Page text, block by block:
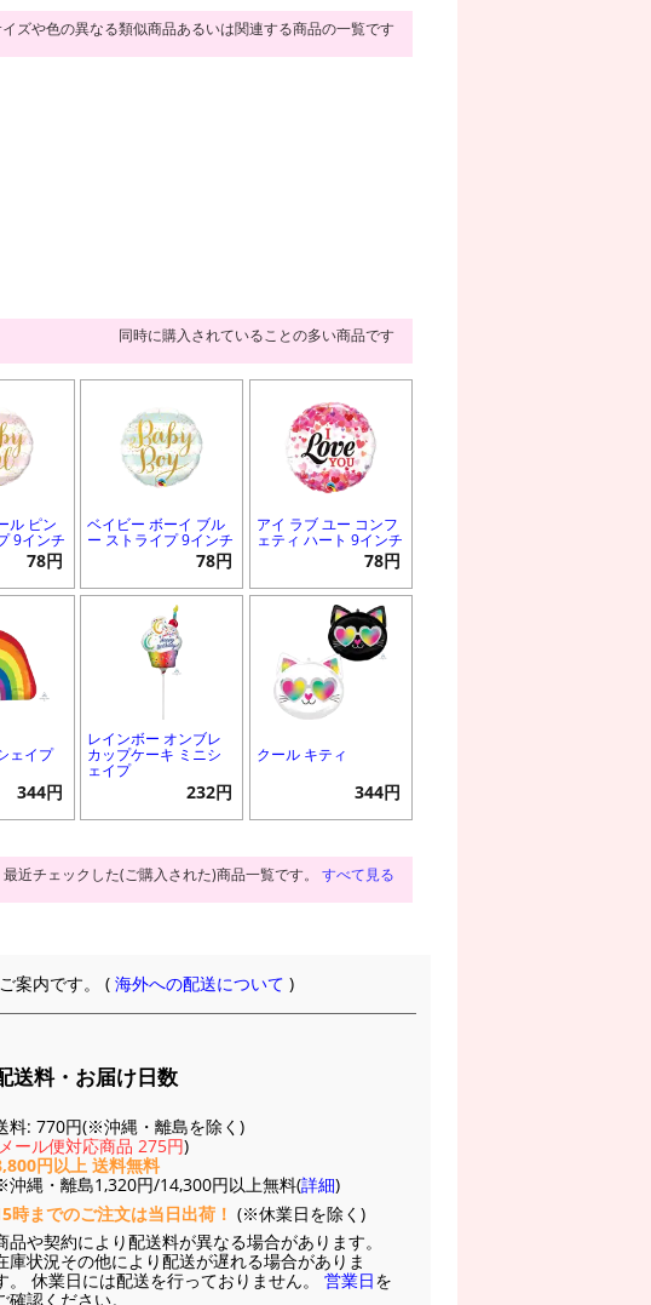
ズや色の異なる類似商品あるいは関連する商品の一覧です
同時に購入されていることの多い商品です
ル ピン
9インチ
78円
ベイビー ボーイ ブル
ー ストライプ 9インチ
78円
アイ ラブ ユー コンフ
ェティ ハート 9インチ
78円
ェイプ
344円
レインボー オンブレ
カップケーキ ミニシ
ェイプ
232円
クール キティ
344円
最近チェックした(ご購入された)商品一覧です。 すべて見る
案内です。 (海外への配送について )
送料・お届け日数
料: 770円(※沖縄・離島を除く)
メール便対応商品 275円)
円以上 送料無料
沖縄・離島1,320円/14,300円以上無料(詳細)
時までのご注文は当日出荷！ (※休業日を除く)
品や契約により配送料が異なる場合があります。
庫状況その他により配送が遅れる場合がありま
。 休業日には配送を行っておりません。 営業日を
確認ください。